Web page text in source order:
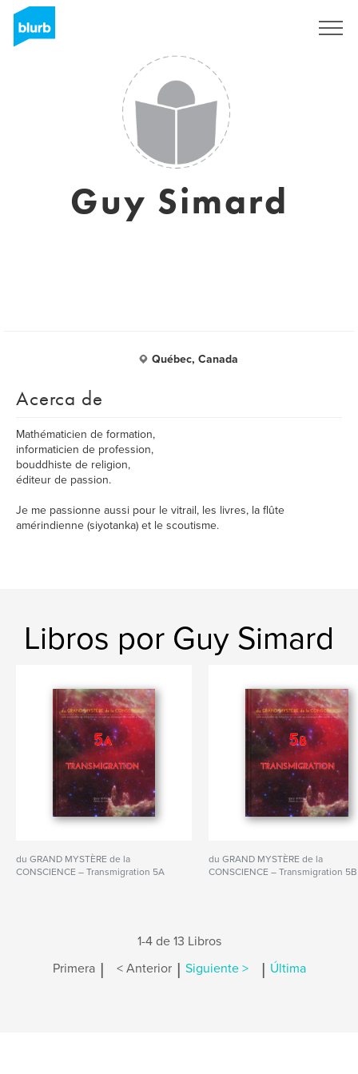
Guy Simard
Québec, Canada
Acerca de
Mathématicien de formation,
informaticien de profession,
bouddhiste de religion,
éditeur de passion.
Je me passionne aussi pour le vitrail, les livres, la flûte
amérindienne (siyotanka) et le scoutisme.
Libros por Guy Simard
du GRAND MYSTÈRE de la
CONSCIENCE – Transmigration 5A
du GRAND MYSTÈRE de la
CONSCIENCE – Transmigration 5B
1-4 de 13 Libros
Primera | < Anterior | Siguiente > | Última